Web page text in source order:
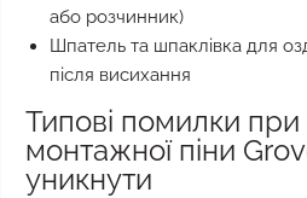
або розчинник)
Шпатель та шпаклівка для
після висихання
Типові помилки при
монтажної піни
уникнути